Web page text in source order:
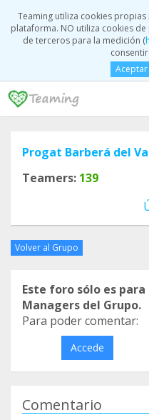
Teaming utiliza cookies
plataforma. NO utiliza cookies
de terceros para la medición (
Aceptar
Progat Barberá del
Teamers: 139
Volver al Grupo
Este foro sólo es
Managers del Grupo.
Para poder comentar:
Accede
Comentario